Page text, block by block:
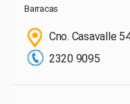
Barracas
Cno. Casavalle
2320 9095